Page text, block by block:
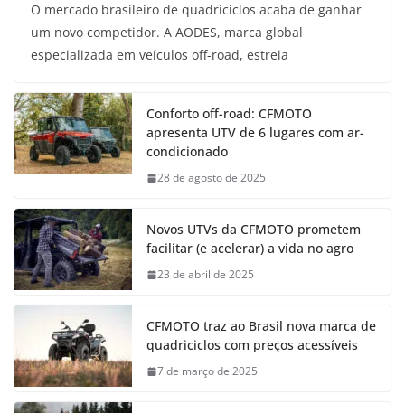
O mercado brasileiro de quadriciclos acaba de ganhar
um novo competidor. A AODES, marca global
especializada em veículos off-road, estreia
Conforto off-road: CFMOTO
apresenta UTV de 6 lugares com ar-
condicionado
28 de agosto de 2025
Novos UTVs da CFMOTO prometem
facilitar (e acelerar) a vida no agro
23 de abril de 2025
CFMOTO traz ao Brasil nova marca de
quadriciclos com preços acessíveis
7 de março de 2025